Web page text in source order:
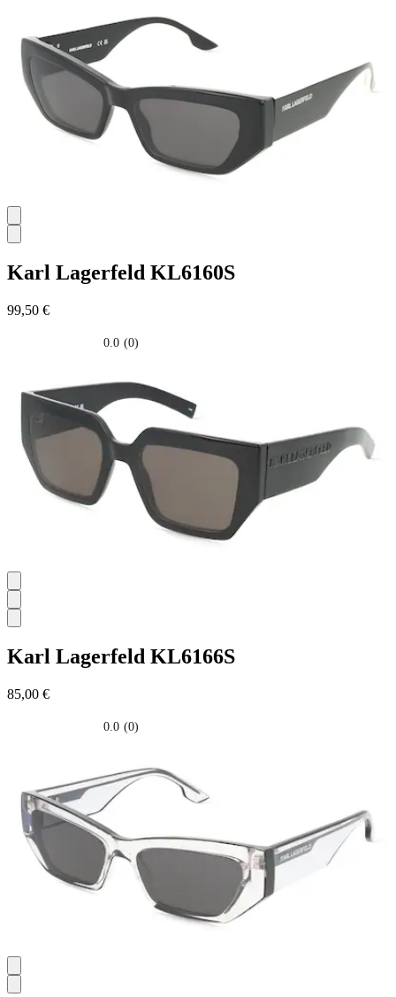
Karl Lagerfeld KL6160S
99,50 €
0.0 (0)
stelle.
Karl Lagerfeld KL6166S
85,00 €
0.0 (0)